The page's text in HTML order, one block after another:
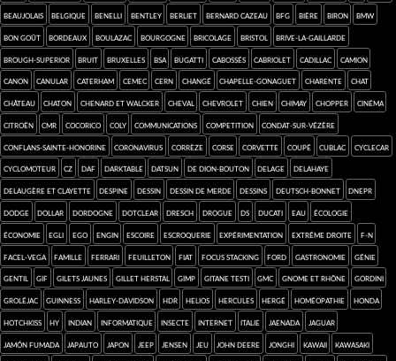
Beaujolais Belgique Benelli Bentley Berliet Bernard Cazeau BFG bière Biron BMW
bon goût Bordeaux Boulazac Bourgogne bricolage Bristol Brive-la-Gaillarde
Brough-Superior bruit Bruxelles BSA Bugatti Cabossés cabriolet Cadillac camion
Canon canular Caterham CEMEC Cern Changé Chapelle-Gonaguet Charente chat
château chaton Chenard et Walcker cheval Chevrolet chien Chimay chopper cinéma
Citroën CMR cocorico Coly communications competition Condat-sur-Vézère
Conflans-sainte-Honorine coronavirus Corrèze Corse Corvette coupé Cublac cyclecar
cyclomoteur CZ Daf darktable Datsun de Dion-Bouton Delage Delahaye
Delaugère et Clayette Despine dessin dessin de merde dessins Deutsch-Bonnet Dnepr
Dodge Dollar Dordogne dotclear Dresch drogue DS Ducati eau écologie
économie Egli Ego engin Escoire escroquerie expérimentation extrême droite F-N
Facel-Vega famille Ferrari feuilleton FIAT focus stacking Ford Gastronomie génie
gentil gif Gilets jaunes Gillet Herstal GIMP Gitane Testi GMC Gnome et Rhône Gordini
Groléjac Guinness Harley-Davidson HDR Helios Hercules Hergé homéopathie Honda
Hotchkiss HY Indian informatique insecte Internet Italie Jaenada Jaguar
jamón fumada Japauto Japon Jeep Jensen jeu John Deere Jonghi kawaii Kawasaki